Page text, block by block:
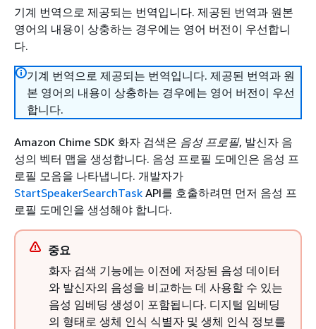
기계 번역으로 제공되는 번역입니다. 제공된 번역과 원본
영어의 내용이 상충하는 경우에는 영어 버전이 우선합니
다.
기계 번역으로 제공되는 번역입니다. 제공된 번역과 원
본 영어의 내용이 상충하는 경우에는 영어 버전이 우선
합니다.
Amazon Chime SDK 화자 검색은 음성 프로필, 발신자 음
성의 벡터 맵을 생성합니다. 음성 프로필 도메인은 음성 프
로필 모음을 나타냅니다. 개발자가
StartSpeakerSearchTask API를 호출하려면 먼저 음성 프
로필 도메인을 생성해야 합니다.
중요
화자 검색 기능에는 이전에 저장된 음성 데이터
와 발신자의 음성을 비교하는 데 사용할 수 있는
음성 임베딩 생성이 포함됩니다. 디지털 임베딩
의 형태로 생체 인식 식별자 및 생체 인식 정보를